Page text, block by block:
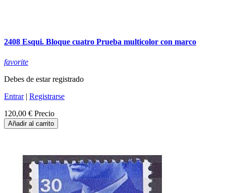
2408 Esqui. Bloque cuatro Prueba multicolor con marco
favorite
Debes de estar registrado
Entrar| Registrarse
120,00 € Precio
Añadir al carrito